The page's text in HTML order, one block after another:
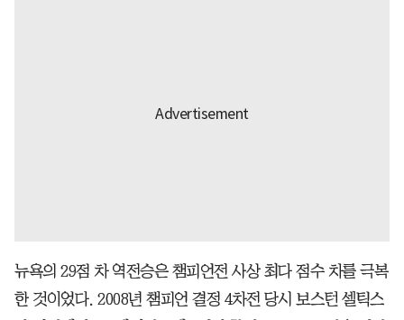
뉴욕의 29점 차 역전승은 챔피언전 사상 최다 점수 차를 극복
한 것이었다. 2008년 챔피언 결정 4차전 당시 보스턴 셀틱스